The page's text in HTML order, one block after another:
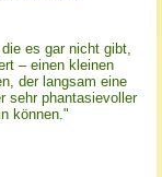
es gar nicht gibt,
– einen kleinen
der langsam eine
sehr phantasievoller
können."